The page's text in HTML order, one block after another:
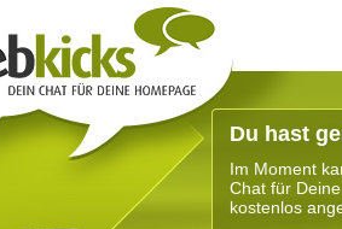
Du hast
Im Moment
Chat für
kostenlos